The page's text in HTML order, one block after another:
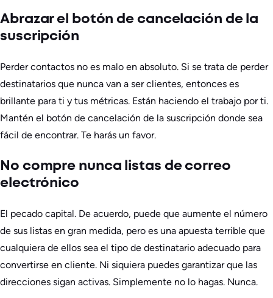
Abrazar el botón de cancelación de la
suscripción
Perder contactos no es malo en absoluto. Si se trata de perder
destinatarios que nunca van a ser clientes, entonces es
brillante para ti y tus métricas. Están haciendo el trabajo por ti.
Mantén el botón de cancelación de la suscripción donde sea
fácil de encontrar. Te harás un favor.
No compre nunca listas de correo
electrónico
El pecado capital. De acuerdo, puede que aumente el número
de sus listas en gran medida, pero es una apuesta terrible que
cualquiera de ellos sea el tipo de destinatario adecuado para
convertirse en cliente. Ni siquiera puedes garantizar que las
direcciones sigan activas. Simplemente no lo hagas. Nunca.